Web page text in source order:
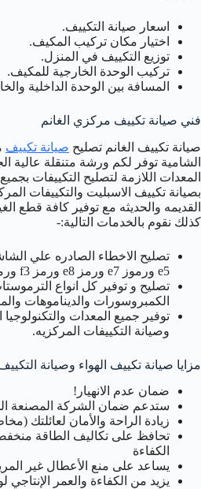
اسعار صيانة التكييف.
اختيار مكان تركيب المكيف.
توزيع التكييف في المنزل.
تركيب الوحدة الخارجية للمكيف.
المسافة بين الوحدة الداخلية
فني صيانة تكييف مركزي الغانم
صيانة تكييف الغانم تصليح صيانة تكييف
الشامية توفر لكم ورشة متنقلة عالية
المعدات اللازمة لتصليح التكييفات
بصيانة تكييف الاسبليت والتكييفات
القديمه والحديثه مع توفير كافة قطع
كذلك نقوم بالخدمات التالية:-
تصليح الاخطاء الصادره علي
e5 ورموز e7 ورمز e8 ورمز f3 ورمز he وغيرها.
تصليح و توفير كل انواع
الكمبروسورات والديناموهات
توفير جميع المعدات والتكنولوجيا
وصيانة التكييفات المركزيه.
مزايا صيانة تكييف الهواء وصيانة
ضمان عدم الانهيار!
ستدعم ضمان الشركة المصنعة
زيادة الراحة والأمان لعائلتك
تحافظ على تكاليف الطاقة
الكفاءة
يساعد على منع الأعطال غير
يزيد من الكفاءة والعمر الإنتاجي